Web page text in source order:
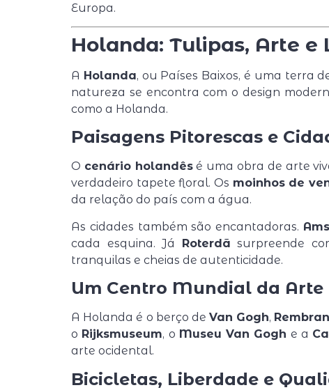
Europa.
Holanda: Tulipas, Arte e
A Holanda, ou Países Baixos, é uma terra
natureza se encontra com o design
como a Holanda.
Paisagens Pitorescas e
O cenário holandêsé uma obra de arte
verdadeiro tapete floral. Os moinhos de
da relação do país com a água.
As cidades também são encantadoras.
cada esquina. Já Roterdã surpreende
tranquilas e cheias de autenticidade.
Um Centro Mundial da Arte
A Holanda é o berço deVan Gogh,
o Rijksmuseum, o Museu Van Gogh e a
arte ocidental.
Bicicletas, Liberdade e